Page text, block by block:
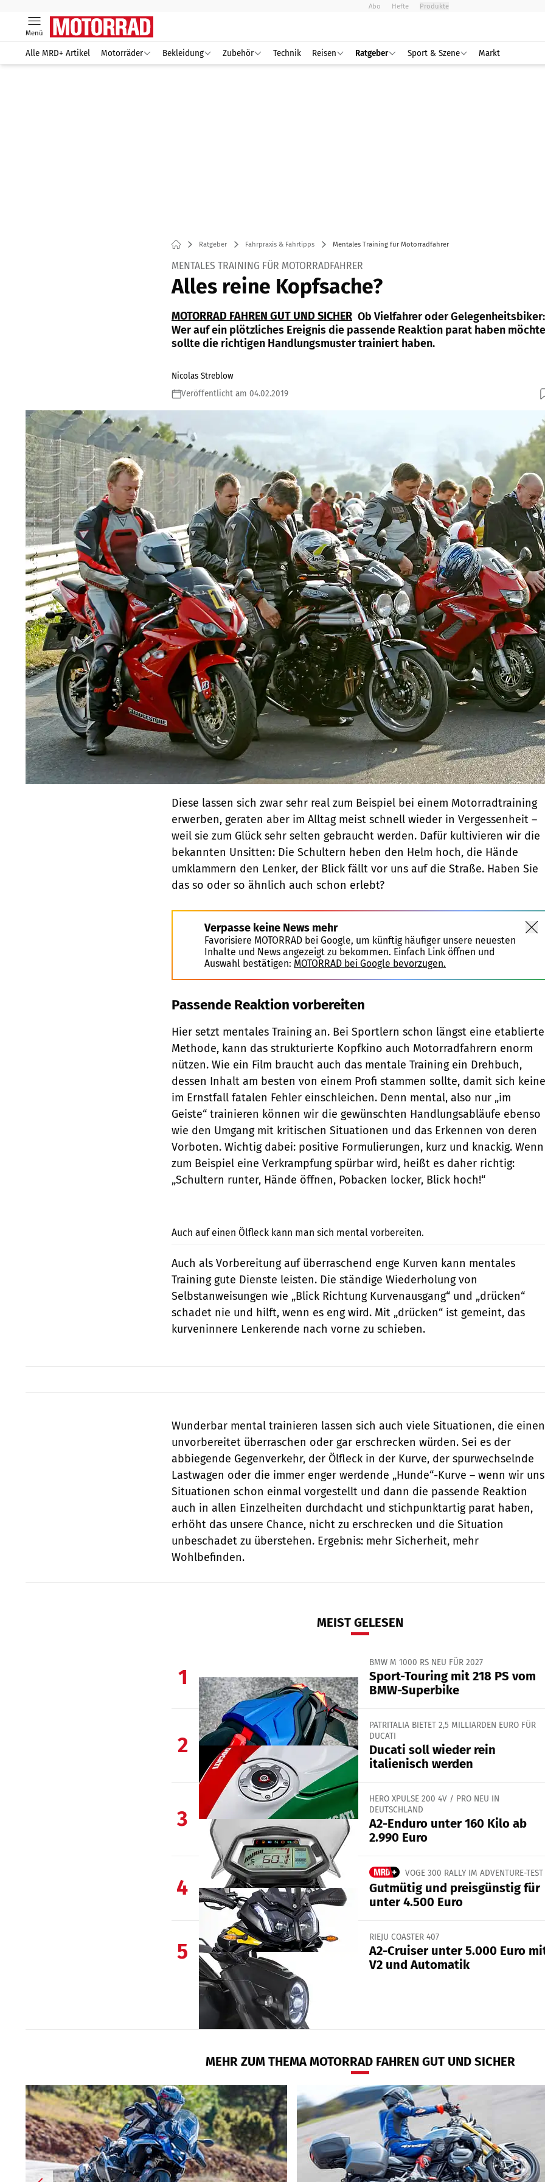
Abo Hefte Produkte
Menü
Alle MRD+ Artikel Motorräder Bekleidung Zubehör Technik Reisen Ratgeber Sport & Szene Markt
Ratgeber Fahrpraxis & Fahrtipps Mentales Training für Motorradfahrer
MENTALES TRAINING FÜR MOTORRADFAHRER
Alles reine Kopfsache?
MOTORRAD FAHREN GUT UND SICHER Ob Vielfahrer oder Gelegenheitsbiker:
Wer auf ein plötzliches Ereignis die passende Reaktion parat haben
sollte die richtigen Handlungsmuster trainiert haben.
Nicolas Streblow
Veröffentlicht am 04.02.2019
Diese lassen sich zwar sehr real zum Beispiel bei einem Motorradtraining
erwerben, geraten aber im Alltag meist schnell wieder in Vergessenheit –
weil sie zum Glück sehr selten gebraucht werden. Dafür kultivieren wir die
bekannten Unsitten: Die Schultern heben den Helm hoch, die Hände
umklammern den Lenker, der Blick fällt vor uns auf die Straße. Haben Sie
das so oder so ähnlich auch schon erlebt?
Verpasse keine News mehr
Favorisiere MOTORRAD bei Google, um künftig häufiger unsere neuesten
Inhalte und News angezeigt zu bekommen. Einfach Link öffnen und
Auswahl bestätigen: MOTORRAD bei Google bevorzugen.
Passende Reaktion vorbereiten
Hier setzt mentales Training an. Bei Sportlern schon längst eine etablierte
Methode, kann das strukturierte Kopfkino auch Motorradfahrern enorm
nützen. Wie ein Film braucht auch das mentale Training ein Drehbuch,
dessen Inhalt am besten von einem Profi stammen sollte, damit sich keine
im Ernstfall fatalen Fehler einschleichen. Denn mental, also nur „im
Geiste“ trainieren können wir die gewünschten Handlungsabläufe ebenso
wie den Umgang mit kritischen Situationen und das Erkennen von deren
Vorboten. Wichtig dabei: positive Formulierungen, kurz und knackig. Wenn
zum Beispiel eine Verkrampfung spürbar wird, heißt es daher richtig:
„Schultern runter, Hände öffnen, Pobacken locker, Blick hoch!“
Auch auf einen Ölfleck kann man sich mental vorbereiten.
Auch als Vorbereitung auf überraschend enge Kurven kann mentales
Training gute Dienste leisten. Die ständige Wiederholung von
Selbstanweisungen wie „Blick Richtung Kurvenausgang“ und „drücken“
schadet nie und hilft, wenn es eng wird. Mit „drücken“ ist gemeint, das
kurveninnere Lenkerende nach vorne zu schieben.
Wunderbar mental trainieren lassen sich auch viele Situationen, die einen
unvorbereitet überraschen oder gar erschrecken würden. Sei es der
abbiegende Gegenverkehr, der Ölfleck in der Kurve, der spurwechselnde
Lastwagen oder die immer enger werdende „Hunde“-Kurve – wenn wir uns
Situationen schon einmal vorgestellt und dann die passende Reaktion
auch in allen Einzelheiten durchdacht und stichpunktartig parat haben,
erhöht das unsere Chance, nicht zu erschrecken und die Situation
unbeschadet zu überstehen. Ergebnis: mehr Sicherheit, mehr
Wohlbefinden.
MEIST GELESEN
1
BMW M 1000 RS NEU FÜR 2027
Sport-Touring mit 218 PS vom
BMW-Superbike
2
PATRITALIA BIETET 2,5 MILLIARDEN EURO FÜR
DUCATI
Ducati soll wieder rein
italienisch werden
3
HERO XPULSE 200 4V / PRO NEU IN
DEUTSCHLAND
A2-Enduro unter 160 Kilo ab
2.990 Euro
4
VOGE 300 RALLY IM ADVENTURE-TEST
Gutmütig und preisgünstig für
unter 4.500 Euro
5
RIEJU COASTER 407
A2-Cruiser unter 5.000 Euro
V2 und Automatik
MEHR ZUM THEMA MOTORRAD FAHREN GUT UND SICHER